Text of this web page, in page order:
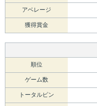
アベレージ
獲得賞金
順位
ゲーム数
トータルピン